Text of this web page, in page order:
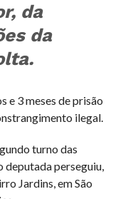
da
da
e 3 meses de prisão
ilegal.
turno das
deputada perseguiu,
Jardins, em São